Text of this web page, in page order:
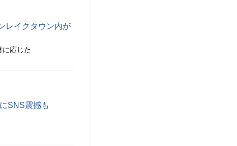
レイクタウン内が
に応じた
SNS震撼も